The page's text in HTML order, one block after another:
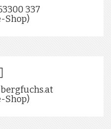
337
Shop)
Shop)